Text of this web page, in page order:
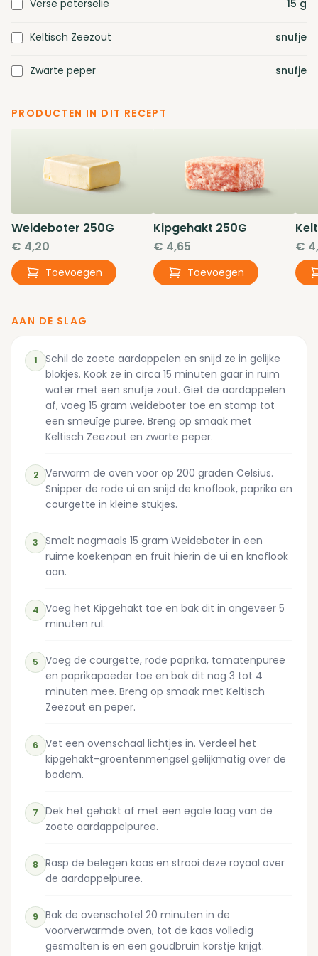
Verse peterselie 15 g
Keltisch Zeezout snufje
Zwarte peper snufje
PRODUCTEN IN DIT RECEPT
Weideboter 250G
€ 4,20
Toevoegen
Kipgehakt 250G
€ 4,65
Toevoegen
€
AAN DE SLAG
1
Schil de zoete aardappelen en snijd ze in gelijke
blokjes. Kook ze in circa 15 minuten gaar in ruim
water met een snufje zout. Giet de aardappelen
af, voeg 15 gram weideboter toe en stamp tot
een smeuïge puree. Breng op smaak met
Keltisch Zeezout en zwarte peper.
2
Verwarm de oven voor op 200 graden Celsius.
Snipper de rode ui en snijd de knoflook, paprika en
courgette in kleine stukjes.
3
Smelt nogmaals 15 gram Weideboter in een
ruime koekenpan en fruit hierin de ui en knoflook
aan.
4 Voeg het Kipgehakt toe en bak dit in ongeveer 5
minuten rul.
5
Voeg de courgette, rode paprika, tomatenpuree
en paprikapoeder toe en bak dit nog 3 tot 4
minuten mee. Breng op smaak met Keltisch
Zeezout en peper.
6
Vet een ovenschaal lichtjes in. Verdeel het
kipgehakt-groentenmengsel gelijkmatig over de
bodem.
7
Dek het gehakt af met een egale laag van de
zoete aardappelpuree.
8
Rasp de belegen kaas en strooi deze royaal over
de aardappelpuree.
9
Bak de ovenschotel 20 minuten in de
voorverwarmde oven, tot de kaas volledig
gesmolten is en een goudbruin korstje krijgt.